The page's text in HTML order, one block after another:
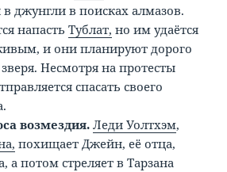
джунгли в поисках алмазов.
напастьТублат, но им удаётся
и они планируют дорого
Несмотря на протесты
спасать своего
возмездия.Леди Уолтхэм,
похищает Джейн, её отца,
а потом стреляет в Тарзана